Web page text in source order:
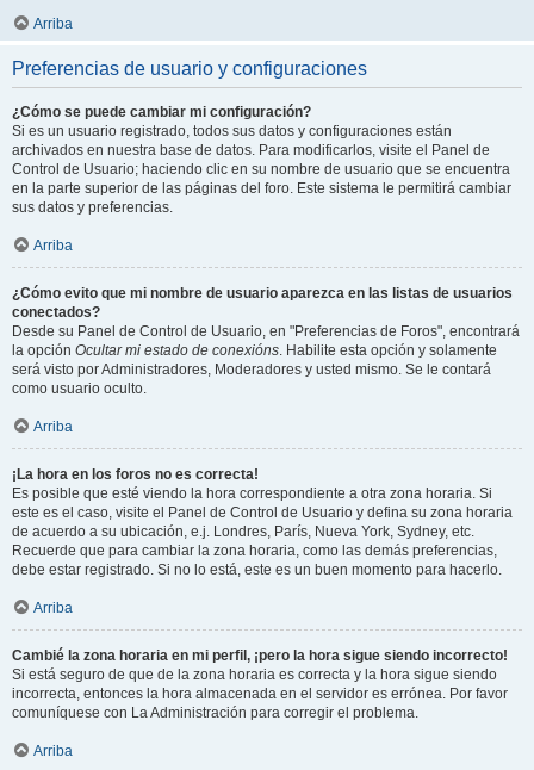
Arriba
Preferencias de usuario y configuraciones
¿Cómo se puede cambiar mi configuración?
Si es un usuario registrado, todos sus datos y configuraciones están
archivados en nuestra base de datos. Para modificarlos, visite el Panel de
Control de Usuario; haciendo clic en su nombre de usuario que se encuentra
en la parte superior de las páginas del foro. Este sistema le permitirá cambiar
sus datos y preferencias.
Arriba
¿Cómo evito que mi nombre de usuario aparezca en las listas de usuarios
conectados?
Desde su Panel de Control de Usuario, en "Preferencias de Foros", encontrará
la opción Ocultar mi estado de conexións. Habilite esta opción y solamente
será visto por Administradores, Moderadores y usted mismo. Se le contará
como usuario oculto.
Arriba
¡La hora en los foros no es correcta!
Es posible que esté viendo la hora correspondiente a otra zona horaria. Si
este es el caso, visite el Panel de Control de Usuario y defina su zona horaria
de acuerdo a su ubicación, e.j. Londres, París, Nueva York, Sydney, etc.
Recuerde que para cambiar la zona horaria, como las demás preferencias,
debe estar registrado. Si no lo está, este es un buen momento para hacerlo.
Arriba
Cambié la zona horaria en mi perfil, ¡pero la hora sigue siendo incorrecto!
Si está seguro de que de la zona horaria es correcta y la hora sigue siendo
incorrecta, entonces la hora almacenada en el servidor es errónea. Por favor
comuníquese con La Administración para corregir el problema.
Arriba